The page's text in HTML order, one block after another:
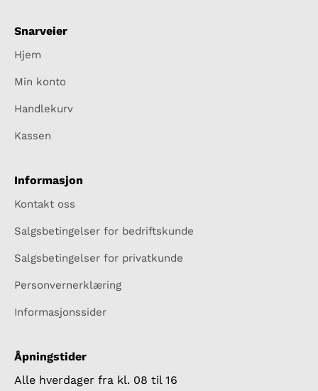
Snarveier
Hjem
Min konto
Handlekurv
Kassen
Informasjon
Kontakt oss
Salgsbetingelser for bedriftskunde
Salgsbetingelser for privatkunde
Personvernerklæring
Informasjonssider
Åpningstider
Alle hverdager fra kl. 08 til 16